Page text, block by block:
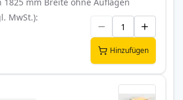
MwSt.)
Hinzufügen